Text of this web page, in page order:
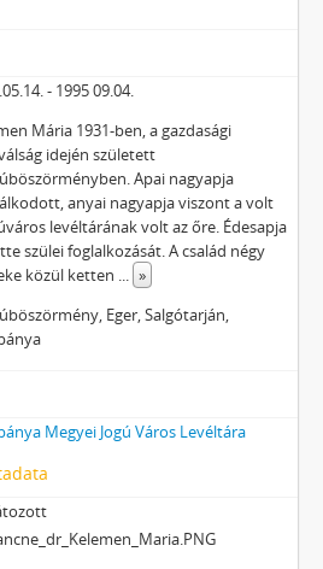
- 1995 09.04.
Mária 1931-ben, a gazdasági
idején született
Apai nagyapja
anyai nagyapja viszont a volt
levéltárának volt az őre. Édesapja
szülei foglalkozását. A család négy
közül ketten ... »
Eger, Salgótarján,
Megyei Jogú Város Levéltára